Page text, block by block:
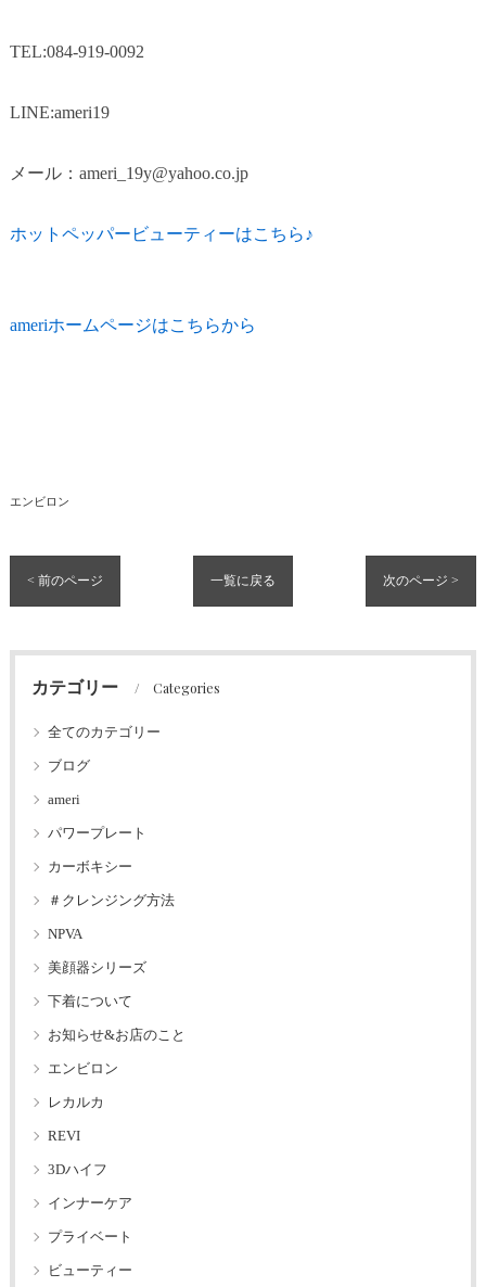
TEL:084-919-0092
LINE:ameri19
メール：ameri_19y@yahoo.co.jp
ホットペッパービューティーはこちら♪
ameriホームページはこちらから
エンビロン
< 前のページ 一覧に戻る 次のページ >
カテゴリー Categories
全てのカテゴリー
ブログ
ameri
パワープレート
カーボキシー
＃クレンジング方法
NPVA
美顔器シリーズ
下着について
お知らせ&お店のこと
エンビロン
レカルカ
REVI
3Dハイフ
インナーケア
プライベート
ビューティー